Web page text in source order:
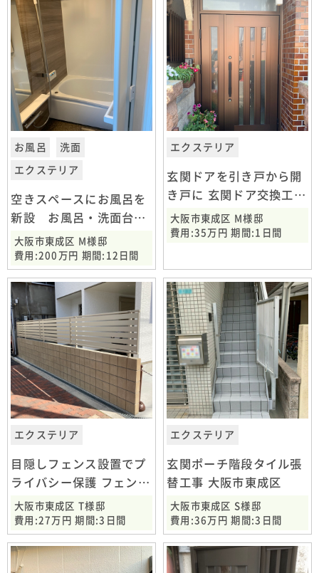
お風呂 洗面
エクステリア
空きスペースにお風呂を
新設 お風呂・洗面台・
玄関ドア改修工事 大阪
市東成区
大阪市東成区 M様邸
費用:200万円 期間:12日間
エクステリア
玄関ドアを引き戸から開
き戸に 玄関ドア交換工事
大阪市東成区
大阪市東成区 M様邸
費用:35万円 期間:1日間
エクステリア
目隠しフェンス設置でプ
ライバシー保護 フェンス
設置工事 大阪市東成区
大阪市東成区 T様邸
費用:27万円 期間:3日間
エクステリア
玄関ポーチ階段タイル張
替工事 大阪市東成区
大阪市東成区 S様邸
費用:36万円 期間:3日間